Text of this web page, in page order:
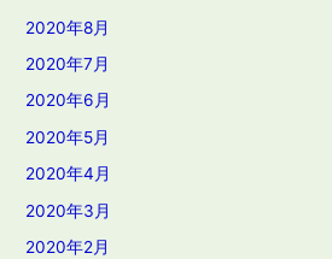
2020年8月
2020年7月
2020年6月
2020年5月
2020年4月
2020年3月
2020年2月